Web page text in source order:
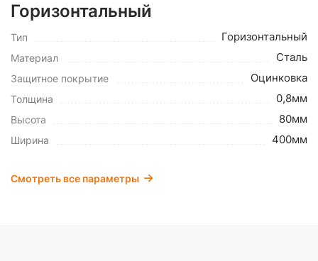
Горизонтальный
Тип Горизонтальный
Материал Сталь
Защитное покрытие Оцинковка
Толщина 0,8мм
Высота 80мм
Ширина 400мм
Смотреть все параметры